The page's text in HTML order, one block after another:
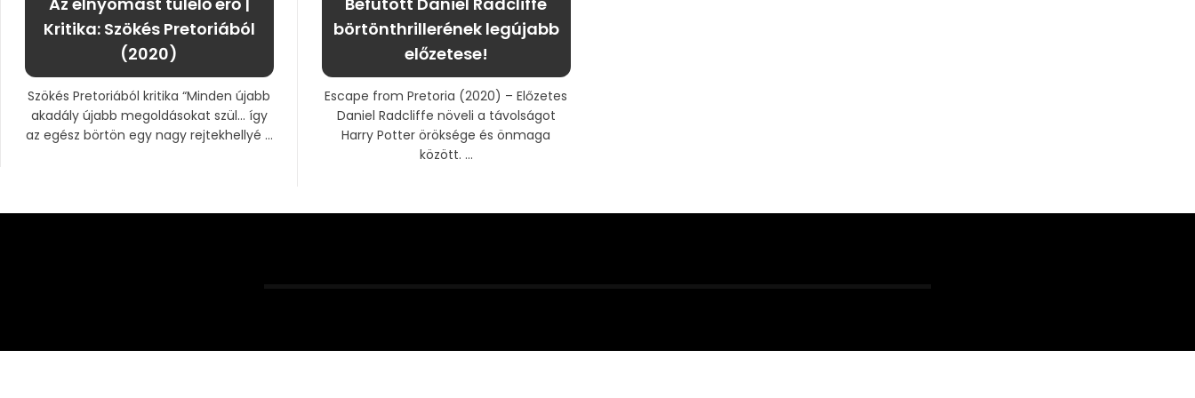
Kritika: Szökés Pretoriából
(2020)
Szökés Pretoriából kritika “Minden újabb
akadály újabb megoldásokat szül… így
az egész börtön egy nagy rejtekhellyé ...
börtönthrillerének legújabb
előzetese!
Escape from Pretoria (2020) – Előzetes
Daniel Radcliffe növeli a távolságot
Harry Potter öröksége és önmaga
között. ...